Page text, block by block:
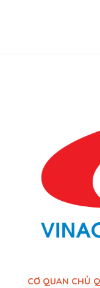
CƠ QUAN CHỦ